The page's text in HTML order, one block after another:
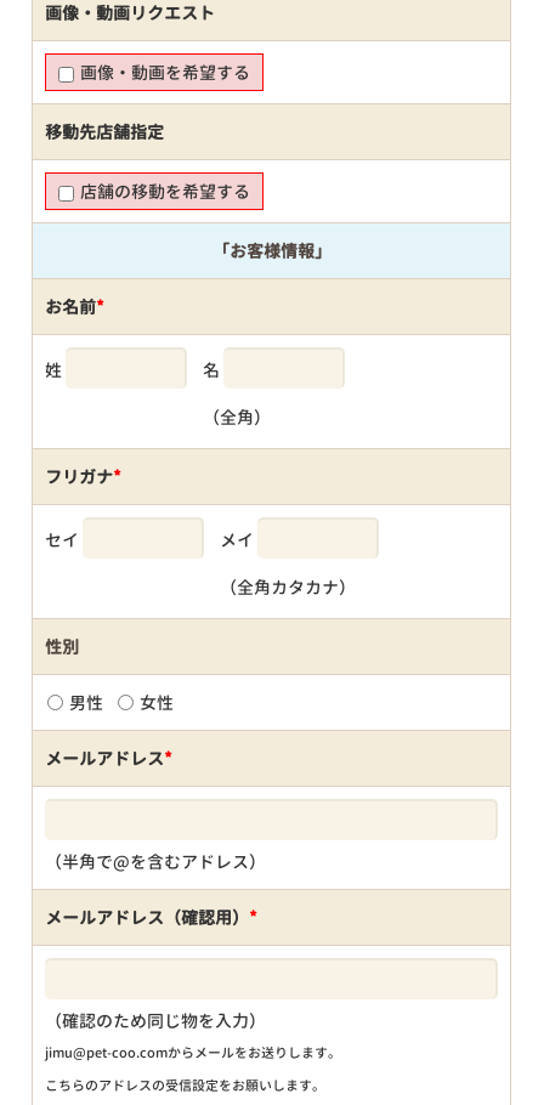
画像・動画リクエスト
画像・動画を希望する
移動先店舗指定
店舗の移動を希望する
「お客様情報」
お名前*
姓 名
（全角）
フリガナ*
セイ メイ
（全角カタカナ）
性別
男性 女性
メールアドレス*
（半角で@を含むアドレス）
メールアドレス（確認用） *
（確認のため同じ物を入力）
jimu@pet-coo.comからメールをお送りします。
こちらのアドレスの受信設定をお願いします。